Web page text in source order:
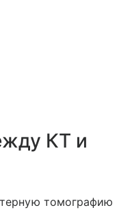
КТ и
томографию